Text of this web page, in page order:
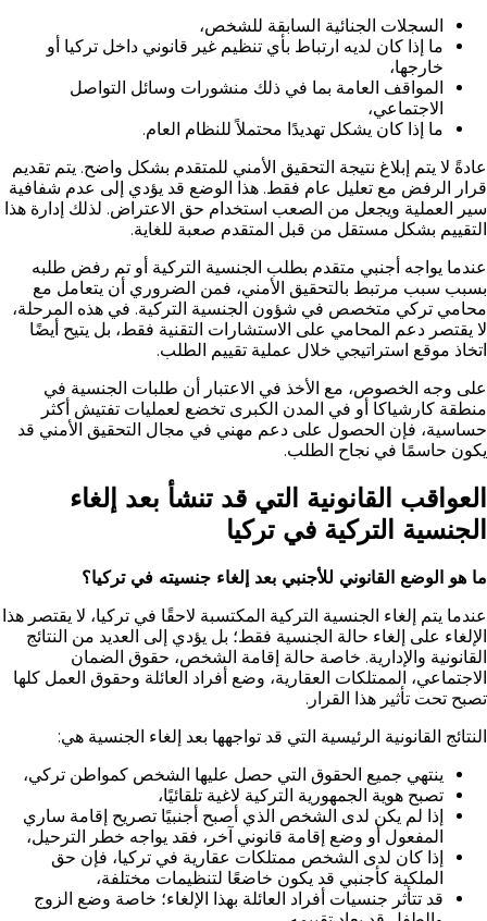
السجلات الجنائية السابقة للشخص،
ما إذا كان لديه ارتباط بأي تنظيم غير قانوني داخل تركيا أو
خارجها،
المواقف العامة بما في ذلك منشورات وسائل التواصل
الاجتماعي،
ما إذا كان يشكل تهديدًا محتملاً للنظام العام.
عادةً لا يتم إبلاغ نتيجة التحقيق الأمني للمتقدم بشكل واضح. يتم تقديم
قرار الرفض مع تعليل عام فقط. هذا الوضع قد يؤدي إلى عدم شفافية
سير العملية ويجعل من الصعب استخدام حق الاعتراض. لذلك إدارة هذا
التقييم بشكل مستقل من قبل المتقدم صعبة للغاية.
عندما يواجه أجنبي متقدم بطلب الجنسية التركية أو تم رفض طلبه
بسبب سبب مرتبط بالتحقيق الأمني، فمن الضروري أن يتعامل مع
محامي تركي متخصص في شؤون الجنسية التركية. في هذه المرحلة،
لا يقتصر دعم المحامي على الاستشارات التقنية فقط، بل يتيح أيضًا
اتخاذ موقع استراتيجي خلال عملية تقييم الطلب.
على وجه الخصوص، مع الأخذ في الاعتبار أن طلبات الجنسية في
منطقة كارشياكا أو في المدن الكبرى تخضع لعمليات تفتيش أكثر
حساسية، فإن الحصول على دعم مهني في مجال التحقيق الأمني قد
يكون حاسمًا في نجاح الطلب.
العواقب القانونية التي قد تنشأ بعد إلغاء
الجنسية التركية في تركيا
ما هو الوضع القانوني للأجنبي بعد إلغاء جنسيته في تركيا؟
عندما يتم إلغاء الجنسية التركية المكتسبة لاحقًا في تركيا، لا يقتصر هذا
الإلغاء على إلغاء حالة الجنسية فقط؛ بل يؤدي إلى العديد من النتائج
القانونية والإدارية. خاصة حالة إقامة الشخص، حقوق الضمان
الاجتماعي، الممتلكات العقارية، وضع أفراد العائلة وحقوق العمل كلها
تصبح تحت تأثير هذا القرار.
النتائج القانونية الرئيسية التي قد تواجهها بعد إلغاء الجنسية هي:
ينتهي جميع الحقوق التي حصل عليها الشخص كمواطن تركي،
تصبح هوية الجمهورية التركية لاغية تلقائيًا،
إذا لم يكن لدى الشخص الذي أصبح أجنبيًا تصريح إقامة ساري
المفعول أو وضع إقامة قانوني آخر، فقد يواجه خطر الترحيل،
إذا كان لدى الشخص ممتلكات عقارية في تركيا، فإن حق
الملكية كأجنبي قد يكون خاضعًا لتنظيمات مختلفة،
قد تتأثر جنسيات أفراد العائلة بهذا الإلغاء؛ خاصة وضع الزوج